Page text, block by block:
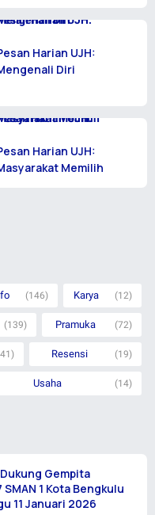
Harian UJH:
Diri
Harian UJH:
Memilih
(146) Karya (12)
(139) Pramuka (72)
Resensi (19)
Usaha (14)
Gempita
SMAN 1 Kota Bengkulu
11 Januari 2026